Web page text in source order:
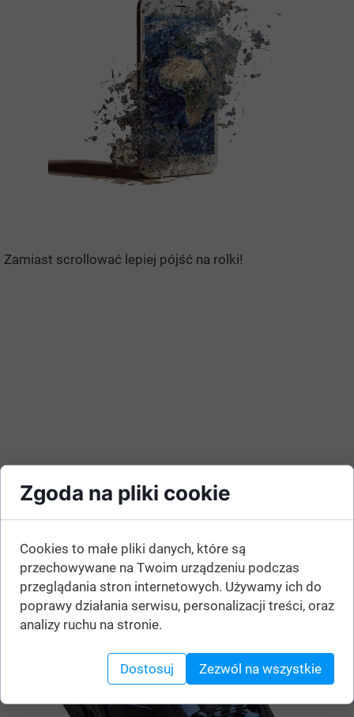
Zamiast scrollować lepiej pójść na rolki!
Zgoda na pliki cookie
Cookies to małe pliki danych, które są
przechowywane na Twoim urządzeniu podczas
przeglądania stron internetowych. Używamy ich do
poprawy działania serwisu, personalizacji treści, oraz
analizy ruchu na stronie.
Dostosuj Zezwól na wszystkie